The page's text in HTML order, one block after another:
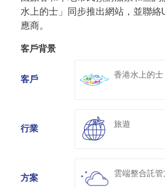
水上的士」同步推出網站，並聯絡
應商。
客戶背景
客戶 香港水上的士
行業 旅遊
方案 雲端整合託